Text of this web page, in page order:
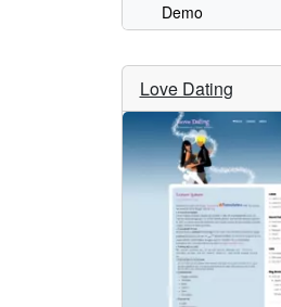
Demo
Love Dating